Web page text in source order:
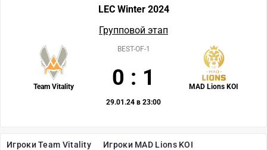
Игроки Team Vitality Игроки MAD Lions KOI
LEC Winter 2024
Групповой этап
Team Vitality MAD Lions KOI
BEST-OF-1
0 : 1
29.01.24 в 23:00